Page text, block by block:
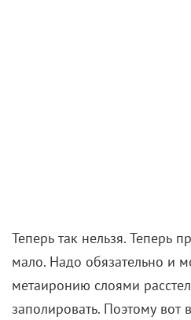
Теперь так нельзя. Теперь
мало. Надо обязательно и
метаиронию слоями
заполировать. Поэтому вот